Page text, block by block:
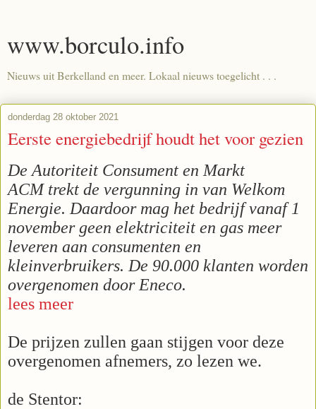
www.borculo.info
Nieuws uit Berkelland en meer. Lokaal nieuws toegelicht . . .
donderdag 28 oktober 2021
Eerste energiebedrijf houdt het voor gezien
De Autoriteit Consument en Markt
ACM trekt de vergunning in van Welkom
Energie. Daardoor mag het bedrijf vanaf 1
november geen elektriciteit en gas meer
leveren aan consumenten en
kleinverbruikers. De 90.000 klanten worden
overgenomen door Eneco.
lees meer
De prijzen zullen gaan stijgen voor deze
overgenomen afnemers, zo lezen we.
de Stentor: